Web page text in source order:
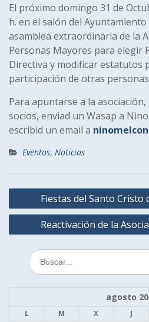
El próximo domingo 31 de
h. en el salón del
asamblea extraordinaria de la
Personas Mayores para elegir
Directiva y modificar estatutos
participación de otras
Para apuntarse a la
socios, enviad un Wasap a
escribid un email a
Eventos, Noticias
Navegación
de
entradas
Fiestas del Santo Cristo
Reactivación de la
Buscar:
agosto
L M X J